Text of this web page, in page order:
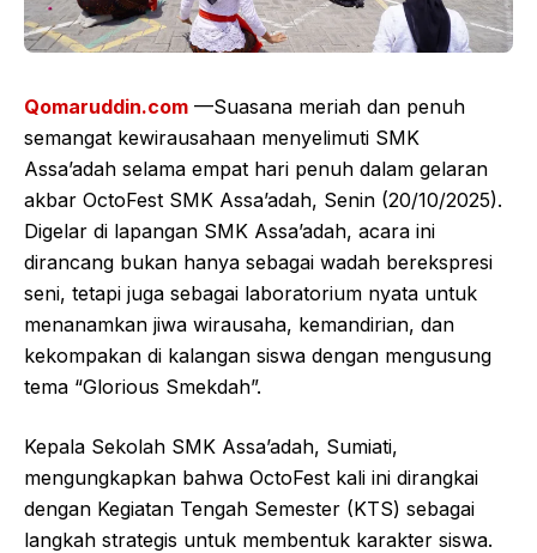
Qomaruddin.com —Suasana meriah dan penuh
semangat kewirausahaan menyelimuti SMK
Assa’adah selama empat hari penuh dalam gelaran
akbar OctoFest SMK Assa’adah, Senin (20/10/2025).
Digelar di lapangan SMK Assa’adah, acara ini
dirancang bukan hanya sebagai wadah berekspresi
seni, tetapi juga sebagai laboratorium nyata untuk
menanamkan jiwa wirausaha, kemandirian, dan
kekompakan di kalangan siswa dengan mengusung
tema “Glorious Smekdah”.
Kepala Sekolah SMK Assa’adah, Sumiati,
mengungkapkan bahwa OctoFest kali ini dirangkai
dengan Kegiatan Tengah Semester (KTS) sebagai
langkah strategis untuk membentuk karakter siswa.